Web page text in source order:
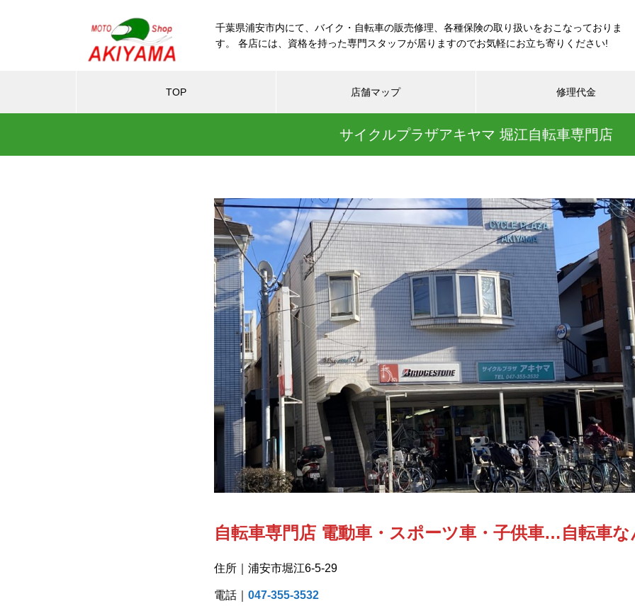
千葉県浦安市内にて、バイク・自転車の販売修理、各種保険の取り扱いをおこなっておりま
す。 各店には、資格を持った専門スタッフが居りますのでお気軽にお立ち寄りください!
TOP 店舗マップ 修理代金
サイクルプラザアキヤマ 堀江自転車専門店
自転車専門店 電動車・スポーツ車・子供車…自転車
住所｜浦安市堀江6-5-29
電話｜ 047-355-3532